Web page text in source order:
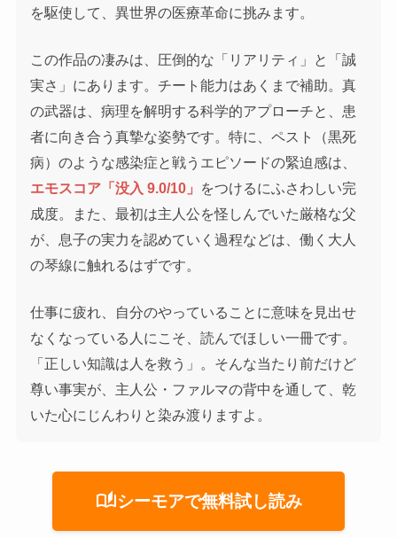
を駆使して、異世界の医療革命に挑みます。
この作品の凄みは、圧倒的な「リアリティ」と「誠
実さ」にあります。チート能力はあくまで補助。真
の武器は、病理を解明する科学的アプローチと、患
者に向き合う真摯な姿勢です。特に、ペスト（黒死
病）のような感染症と戦うエピソードの緊迫感は、
エモスコア「没入 9.0/10」
をつけるにふさわしい完
成度。また、最初は主人公を怪しんでいた厳格な父
が、息子の実力を認めていく過程などは、働く大人
の琴線に触れるはずです。
仕事に疲れ、自分のやっていることに意味を見出せ
なくなっている人にこそ、読んでほしい一冊です。
「正しい知識は人を救う」。そんな当たり前だけど
尊い事実が、主人公・ファルマの背中を通して、乾
いた心にじんわりと染み渡りますよ。
auto_storiesシーモアで無料試し読み